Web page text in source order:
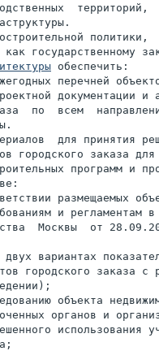
территорий,
политики,
государственному
обеспечить:
перечней
документации и
по  всем
для принятия
городского заказа
программ и
размещаемых
и регламентам
Москвы  от
вариантах
городского заказа с
объекта
органов и
использования